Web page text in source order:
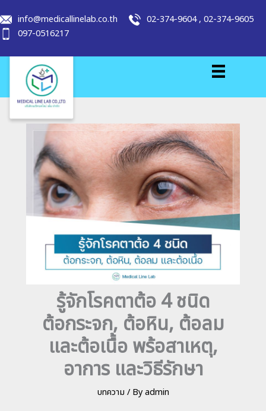
info@medicallinelab.co.th 02-374-9604, 02-374-9605
097-0516217
รู้จักโรคตาต้อ 4 ชนิด
ต้อกระจก, ต้อหิน, ต้อลม
และต้อเนื้อ พร้อสาเหตุ,
อาการ และวิธีรักษา
บทความ / Byadmin